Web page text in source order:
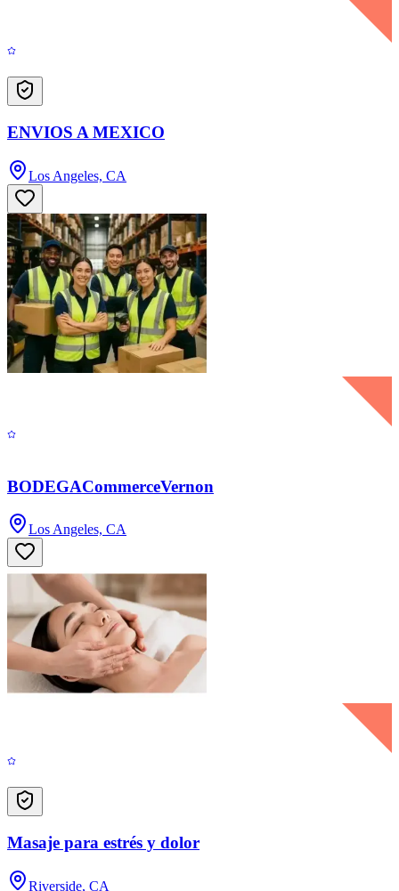
ENVIOS A MEXICO
Los Angeles, CA
BODEGACommerceVernon
Los Angeles, CA
Masaje para estrés y dolor
Riverside, CA